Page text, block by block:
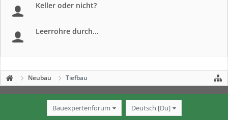
Keller oder nicht?
Leerrohre durch...
Neubau Tiefbau
Bauexpertenforum Deutsch [Du]